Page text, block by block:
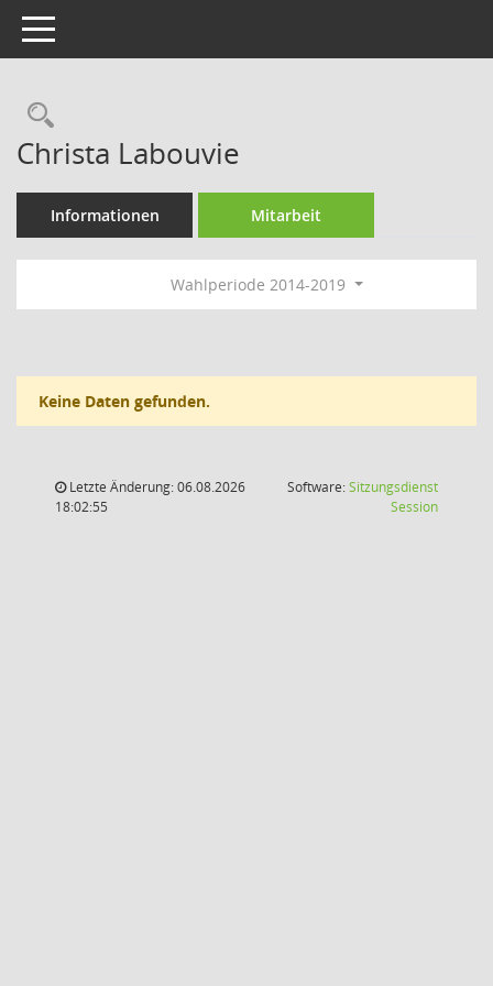
Toggle navigation
Rechercheauswahl
Christa Labouvie
Informationen Mitarbeit
Wahlperiode 2014-2019
Keine Daten gefunden.
Letzte Änderung: 06.08.2026
18:02:55
Software:Sitzungsdienst
Session(Wird in